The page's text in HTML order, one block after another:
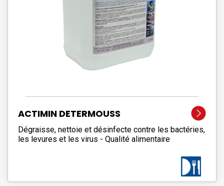
ACTIMIN DETERMOUSS
Dégraisse, nettoie et désinfecte contre les bactéries,
les levures et les virus - Qualité alimentaire